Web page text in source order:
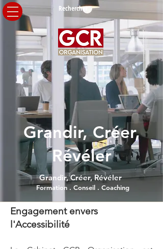
Nous contacter
Grandir, Créer,
Révéler
Grandir, Créer, Révéler
Formation . Conseil . Coaching
Rechercher
Engagement envers
l'Accessibilité